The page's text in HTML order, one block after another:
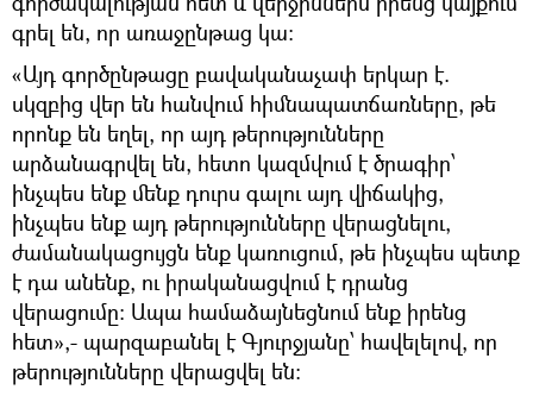
գրել են, որ առաջընթաց կա։
«Այդ գործընթացը բավականաչափ երկար է.
սկզբից վեր են հանվում հիմնապատճառները, թե
որոնք են եղել, որ այդ թերությունները
արձանագրվել են, հետո կազմվում է ծրագիր՝
ինչպես ենք մենք դուրս գալու այդ վիճակից,
ինչպես ենք այդ թերությունները վերացնելու,
ժամանակացույցն ենք կառուցում, թե ինչպես պետք
է դա անենք, ու իրականացվում է դրանց
վերացումը: Ապա համաձայնեցնում ենք իրենց
հետ»,- պարզաբանել է Գյուրջյանը՝ հավելելով, որ
թերությունները վերացվել են: